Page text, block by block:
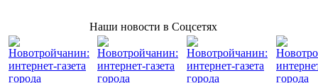
Наши новости в Соцсетях